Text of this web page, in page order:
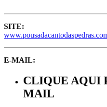
SITE:
E-MAIL:
CLIQUE AQUI
MAIL